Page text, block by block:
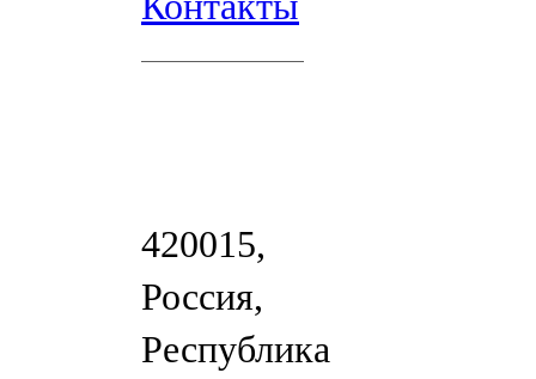
420015,
Россия,
Республика